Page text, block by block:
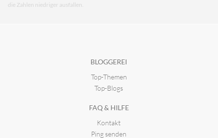
die Zahlen niedriger ausfallen.
BLOGGEREI
Top-Themen
Top-Blogs
FAQ & HILFE
Kontakt
Ping senden